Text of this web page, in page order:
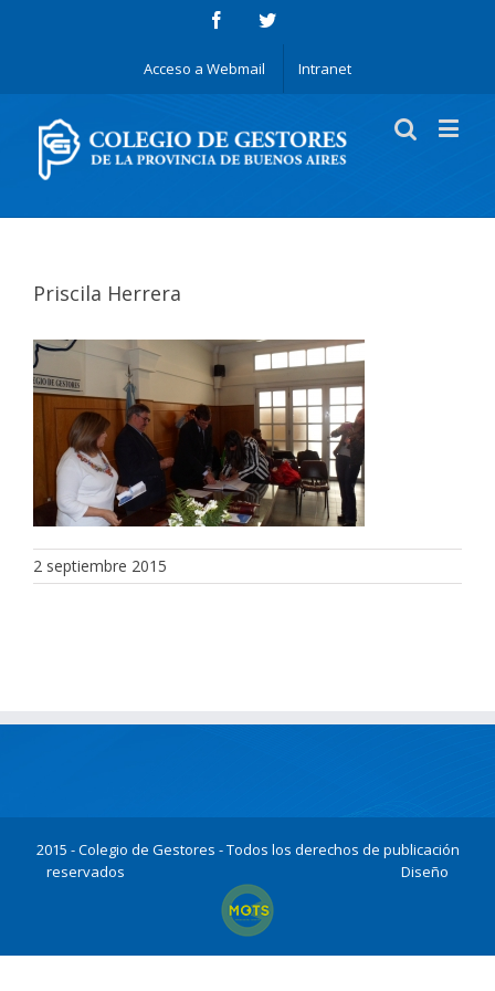
Acceso a Webmail Intranet
Priscila Herrera
2 septiembre 2015
2015 - Colegio de Gestores - Todos los derechos de publicación
reservados
Diseño